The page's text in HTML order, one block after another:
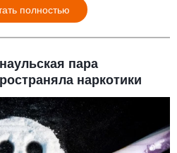
полностью
пара
наркотики